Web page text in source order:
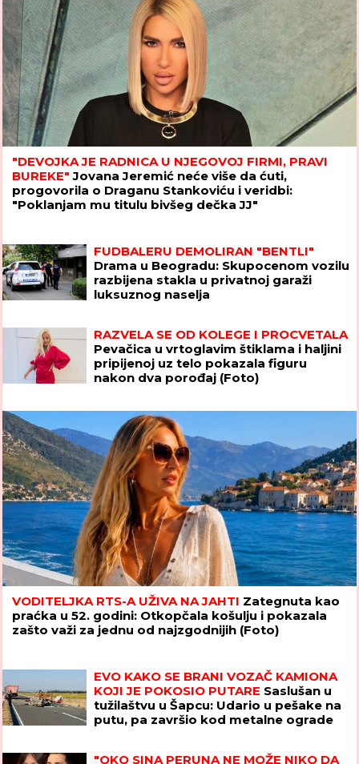
"DEVOJKA JE RADNICA U NJEGOVOJ FIRMI, PRAVI
BUREKE" Jovana Jeremić neće više da ćuti,
progovorila o Draganu Stankoviću i veridbi:
"Poklanjam mu titulu bivšeg dečka JJ"
Drama u Beogradu: Skupocenom vozilu
razbijena stakla u privatnoj garaži
luksuznog naselja
RAZVELA SE OD KOLEGE I PROCVETALA
pripijenoj uz telo pokazala figuru
nakon dva porođaj (Foto)
VODITELJKA RTS-A UŽIVA NA JAHTIZategnuta kao
praćka u 52. godini: Otkopčala košulju i pokazala
zašto važi za jednu od najzgodnijih (Foto)
EVO KAKO SE BRANI VOZAČ KAMIONA
KOJI JE POKOSIO PUTARESaslušan u
tužilaštvu u Šapcu: Udario u pešake na
"OKO SINA PERUNA NE MOŽE NIKO DA
NAM POMOGNE"Žena Ognjena
Amidžića zbog ćerke Lole unajmila
DADILJU IZ AZIJE, pa priznala sa čim se
uzela sam nož" Predviđali su joj